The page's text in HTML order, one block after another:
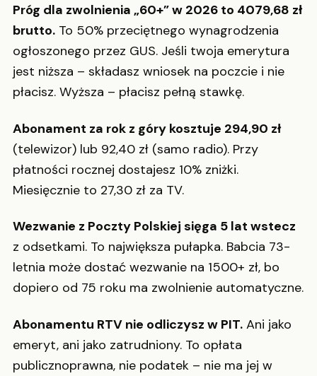
Próg dla zwolnienia „60+” w 2026 to 4079,68 zł
brutto. To 50% przeciętnego wynagrodzenia
ogłoszonego przez GUS. Jeśli twoja emerytura
jest niższa – składasz wniosek na poczcie i nie
płacisz. Wyższa – płacisz pełną stawkę.
Abonament za rok z góry kosztuje 294,90 zł
(telewizor) lub 92,40 zł (samo radio). Przy
płatności rocznej dostajesz 10% zniżki.
Miesięcznie to 27,30 zł za TV.
Wezwanie z Poczty Polskiej sięga 5 lat wstecz
z odsetkami. To największa pułapka. Babcia 73-
letnia może dostać wezwanie na 1500+ zł, bo
dopiero od 75 roku ma zwolnienie automatyczne.
Abonamentu RTV nie odliczysz w PIT. Ani jako
emeryt, ani jako zatrudniony. To opłata
publicznoprawna, nie podatek – nie ma jej w